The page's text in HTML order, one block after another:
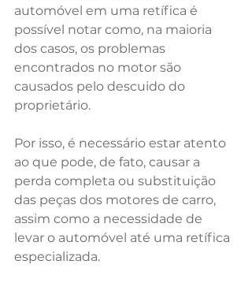
automóvel em uma retífica é
possível notar como, na maioria
dos casos, os problemas
encontrados no motor são
causados pelo descuido do
proprietário.
Por isso, é necessário estar atento
ao que pode, de fato, causar a
perda completa ou substituição
das peças dos motores de carro,
assim como a necessidade de
levar o automóvel até uma retífica
especializada.